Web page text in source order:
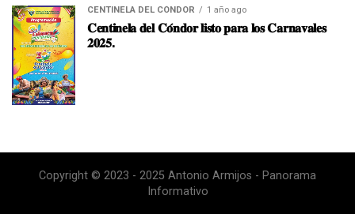
CENTINELA DEL CÓNDOR 1 año ago
𝐂𝐞𝐧𝐭𝐢𝐧𝐞𝐥𝐚 𝐝𝐞𝐥 𝐂𝐨́𝐧𝐝𝐨𝐫 𝐥𝐢𝐬𝐭𝐨 𝐩𝐚𝐫𝐚 𝐥𝐨𝐬 𝐂𝐚𝐫𝐧𝐚𝐯𝐚𝐥𝐞𝐬
𝟐𝟎𝟐𝟓.
Copyright © 2023 - 2025 Antonio Armijos - Panorama
Informativo